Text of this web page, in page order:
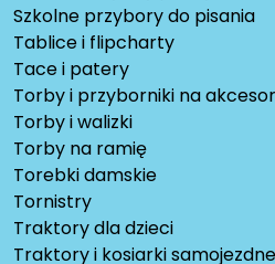
Szkolne przybory do pisania
Tablice i flipcharty
Tace i patery
Torby i przyborniki na
Torby i walizki
Torby na ramię
Torebki damskie
Tornistry
Traktory dla dzieci
Traktory i kosiarki samojezdne